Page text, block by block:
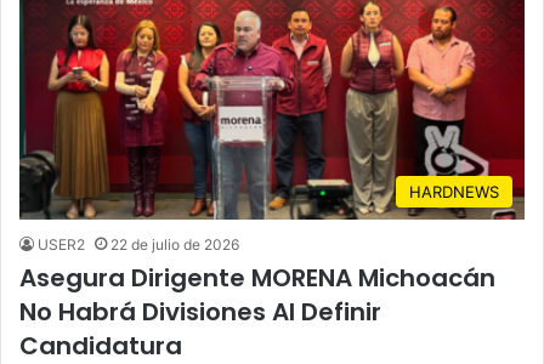
HARDNEWS
USER2 22 de julio de 2026
Asegura Dirigente MORENA Michoacán
No Habrá Divisiones Al Definir
Candidatura